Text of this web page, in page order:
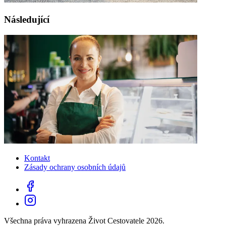
Následující
Kontakt
Zásady ochrany osobních údajů
Všechna práva vyhrazena Život Cestovatele 2026.